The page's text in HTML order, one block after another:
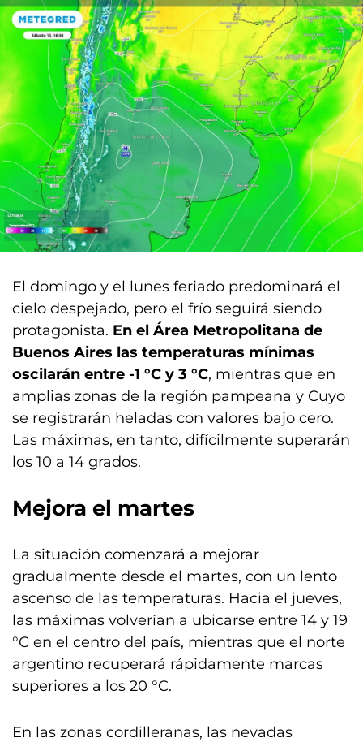
El domingo y el lunes feriado predominará el
cielo despejado, pero el frío seguirá siendo
protagonista. En el Área Metropolitana de
Buenos Aires las temperaturas mínimas
oscilarán entre -1 °C y 3 °C, mientras que en
amplias zonas de la región pampeana y Cuyo
se registrarán heladas con valores bajo cero.
Las máximas, en tanto, difícilmente superarán
los 10 a 14 grados.
Mejora el martes
La situación comenzará a mejorar
gradualmente desde el martes, con un lento
ascenso de las temperaturas. Hacia el jueves,
las máximas volverían a ubicarse entre 14 y 19
°C en el centro del país, mientras que el norte
argentino recuperará rápidamente marcas
superiores a los 20 °C.
En las zonas cordilleranas, las nevadas